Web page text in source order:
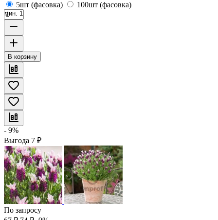
5шт (фасовка)
100шт (фасовка)
мин. 1
В корзину
- 9%
Выгода 7 ₽
По запросу